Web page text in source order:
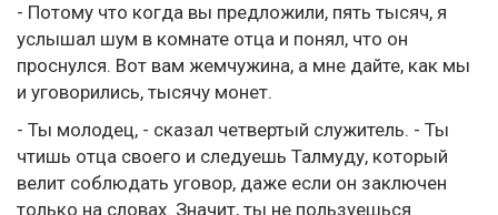
- Потому что когда вы предложили, пять тысяч, я
услышал шум в комнате отца и понял, что он
проснулся. Вот вам жемчужина, а мне дайте, как мы
и уговорились, тысячу монет.
- Ты молодец, - сказал четвертый служитель. - Ты
чтишь отца своего и следуешь Талмуду, который
велит соблюдать уговор, даже если он заключен
только на словах. Значит, ты не пользуешься